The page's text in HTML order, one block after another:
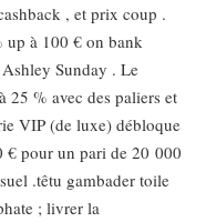
, et prix coup .
up à 100 € on bank
Sunday . Le
25 % avec des paliers et
VIP (de luxe) débloque
€ pour un pari de 20 000
.têtu gambader toile
; livrer la